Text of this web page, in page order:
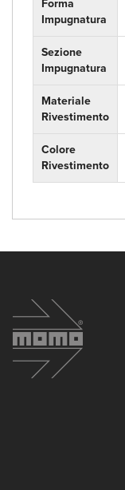
Forma
Impugnatura
Sezione
Impugnatura
Materiale
Rivestimento
Colore
Rivestimento